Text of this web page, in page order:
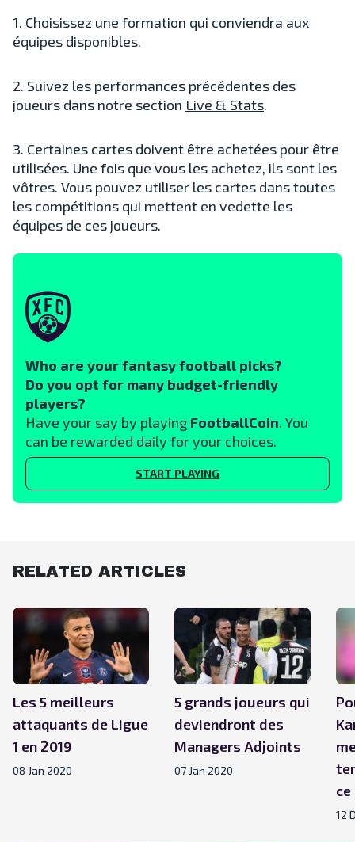
1. Choisissez une formation qui conviendra aux
équipes disponibles.
2. Suivez les performances précédentes des
joueurs dans notre section Live & Stats.
3. Certaines cartes doivent être achetées pour être
utilisées. Une fois que vous les achetez, ils sont les
vôtres. Vous pouvez utiliser les cartes dans toutes
les compétitions qui mettent en vedette les
équipes de ces joueurs.
Who are your fantasy football picks?
Do you opt for many budget-friendly
players?
Have your say by playing FootballCoin. You
can be rewarded daily for your choices.
START PLAYING
RELATED ARTICLES
Les 5 meilleurs
attaquants de Ligue
1 en 2019
08 Jan 2020
5 grands joueurs qui
deviendront des
Managers Adjoints
07 Jan 2020
12